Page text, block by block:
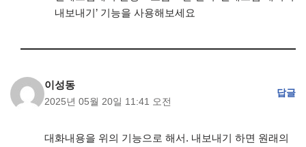
내보내기’ 기능을 사용해보세요
이성동
2025년 05월 20일 11:41 오전
답글
대화내용을 위의 기능으로 해서. 내보내기 하면 원래의